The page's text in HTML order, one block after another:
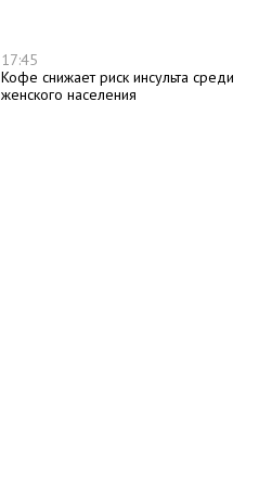
17:45
Кофе снижает риск инсульта среди
женского населения